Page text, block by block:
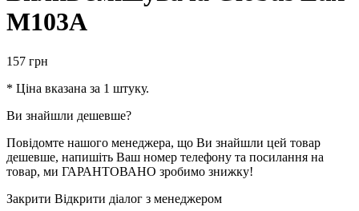
M103A
157 грн
* Ціна вказана за 1 штуку.
Ви знайшли дешевше?
Повідомте нашого менеджера, що Ви знайшли цей товар
дешевше, напишіть Ваш номер телефону та посилання на
товар, ми ГАРАНТОВАНО зробимо знижку!
Закрити Відкрити діалог з менеджером